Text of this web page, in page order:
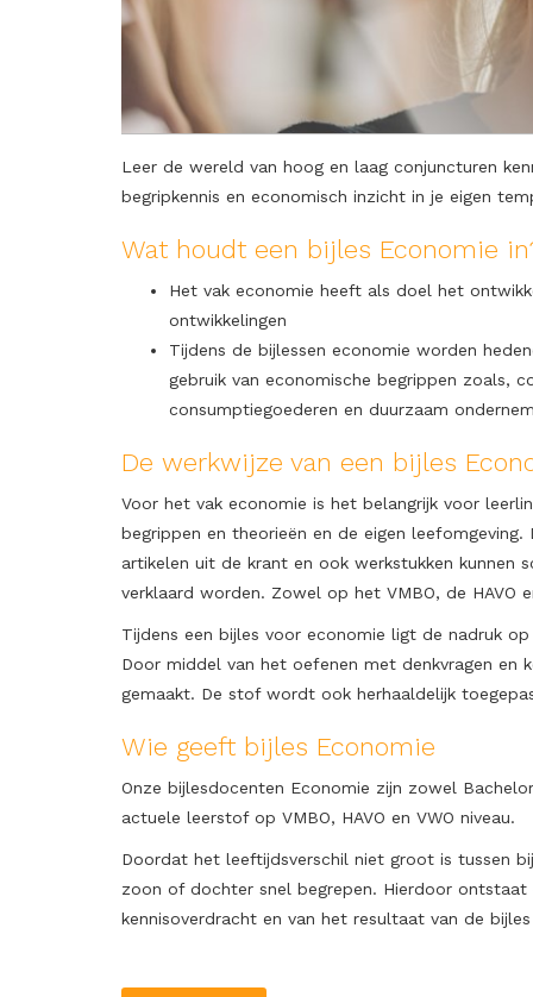
Leer de wereld van hoog en laag conjuncturen
begripkennis en economisch inzicht in je eigen
Wat houdt een bijles Economie
Het vak economie heeft als doel het
ontwikkelingen
Tijdens de bijlessen economie worden
gebruik van economische begrippen zoals,
consumptiegoederen en duurzaam
De werkwijze van een bijles
Voor het vak economie is het belangrijk voor
begrippen en theorieën en de eigen
artikelen uit de krant en ook werkstukken kunnen
verklaard worden. Zowel op het VMBO, de
Tijdens een bijles voor economie ligt de nadruk
Door middel van het oefenen met denkvragen en
gemaakt. De stof wordt ook herhaaldelijk
Wie geeft bijles Economie
Onze bijlesdocenten Economie zijn zowel
actuele leerstof op VMBO, HAVO en VWO niveau.
Doordat het leeftijdsverschil niet groot is tussen
zoon of dochter snel begrepen. Hierdoor
kennisoverdracht en van het resultaat van de